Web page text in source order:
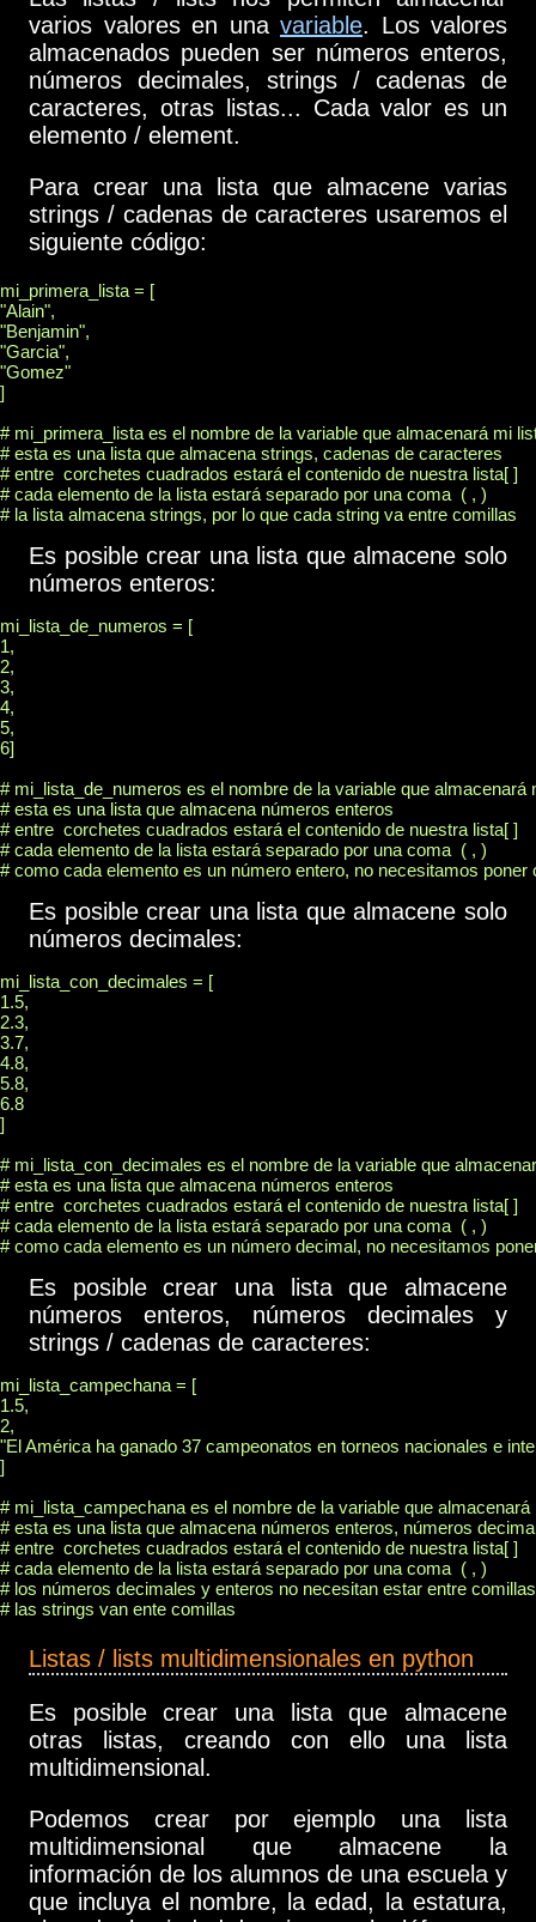
varios valores en una variable. Los valores
almacenados pueden ser números enteros,
números decimales, strings / cadenas de
caracteres, otras listas... Cada valor es un
elemento / element.
Para crear una lista que almacene varias
strings / cadenas de caracteres usaremos el
siguiente código:
mi_primera_lista = [
"Alain",
"Benjamin",
"Garcia",
"Gomez"
]
# mi_primera_lista es el nombre de la variable que almacenará mi
# esta es una lista que almacena strings, cadenas de caracteres
# entre  corchetes cuadrados estará el contenido de nuestra lista[ ]
# cada elemento de la lista estará separado por una coma  ( , )
Es posible crear una lista que almacene solo
números enteros:
mi_lista_de_numeros = [
1,
2,
3,
4,
5,
6]
# mi_lista_de_numeros es el nombre de la variable que almacenará
# esta es una lista que almacena números enteros
# entre  corchetes cuadrados estará el contenido de nuestra lista[ ]
# cada elemento de la lista estará separado por una coma  ( , )
Es posible crear una lista que almacene solo
números decimales:
mi_lista_con_decimales = [
1.5,
2.3,
3.7,
4.8,
5.8,
6.8
]
# mi_lista_con_decimales es el nombre de la variable que
# esta es una lista que almacena números enteros
# entre  corchetes cuadrados estará el contenido de nuestra lista[ ]
# cada elemento de la lista estará separado por una coma  ( , )
Es posible crear una lista que almacene
números enteros, números decimales y
strings / cadenas de caracteres:
mi_lista_campechana = [
1.5,
2,
"El América ha ganado 37 campeonatos en torneos nacionales e
]
# mi_lista_campechana es el nombre de la variable que almacenará
# esta es una lista que almacena números enteros, números
# entre  corchetes cuadrados estará el contenido de nuestra lista[ ]
# cada elemento de la lista estará separado por una coma  ( , )
# los números decimales y enteros no necesitan estar entre comillas
Listas / lists multidimensionales en python
Es posible crear una lista que almacene
otras listas, creando con ello una lista
multidimensional.
Podemos crear por ejemplo una lista
multidimensional que almacene la
información de los alumnos de una escuela y
que incluya el nombre, la edad, la estatura,